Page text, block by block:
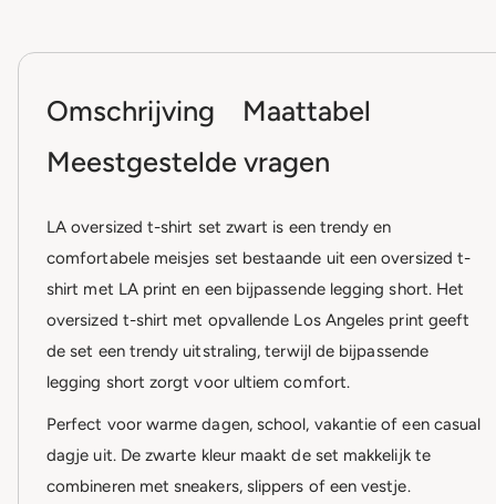
Omschrijving
Maattabel
Meestgestelde vragen
LA oversized t-shirt set zwart is een trendy en
comfortabele meisjes set bestaande uit een oversized t-
shirt met LA print en een bijpassende legging short. Het
oversized t-shirt met opvallende Los Angeles print geeft
de set een trendy uitstraling, terwijl de bijpassende
legging short zorgt voor ultiem comfort.
Perfect voor warme dagen, school, vakantie of een casual
dagje uit. De zwarte kleur maakt de set makkelijk te
combineren met sneakers, slippers of een vestje.